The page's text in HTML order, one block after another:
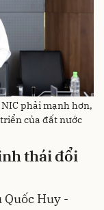
phải mạnh hơn,
của đất nước
tháiđổi
Quốc Huy -